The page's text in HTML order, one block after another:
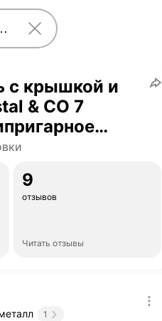
с крышкой и
& CO 7
для всех
9
отзывов
Читать отзывы
1